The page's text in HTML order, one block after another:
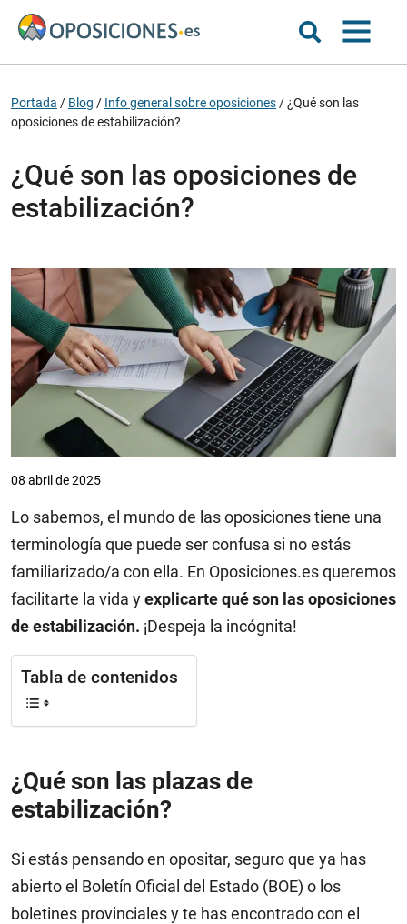
Portada / Blog / Info general sobre oposiciones / ¿Qué son las
oposiciones de estabilización?
¿Qué son las oposiciones de
estabilización?
08 abril de 2025
Lo sabemos, el mundo de las oposiciones tiene una
terminología que puede ser confusa si no estás
familiarizado/a con ella. En Oposiciones.es queremos
facilitarte la vida yexplicarte qué son las oposiciones
de estabilización. ¡Despeja la incógnita!
Tabla de contenidos
¿Qué son las plazas de
estabilización?
Si estás pensando en opositar, seguro que ya has
abierto el Boletín Oficial del Estado (BOE) o los
boletines provinciales y te has encontrado con el